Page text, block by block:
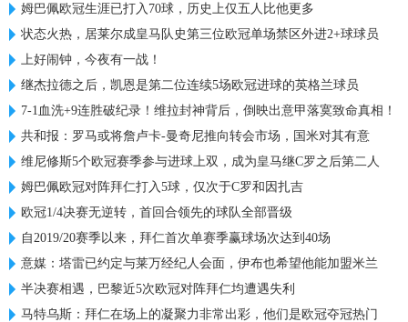
姆巴佩欧冠生涯已打入70球，历史上仅五人比他更多
状态火热，居莱尔成皇马队史第三位欧冠单场禁区外进2+球球员
上好闹钟，今夜有一战！
继杰拉德之后，凯恩是第二位连续5场欧冠进球的英格兰球员
7-1血洗+9连胜破纪录！维拉封神背后，倒映出意甲落寞致命真相！
共和报：罗马或将詹卢卡-曼奇尼推向转会市场，国米对其有意
维尼修斯5个欧冠赛季参与进球上双，成为皇马继C罗之后第二人
姆巴佩欧冠对阵拜仁打入5球，仅次于C罗和因扎吉
欧冠1/4决赛无逆转，首回合领先的球队全部晋级
自2019/20赛季以来，拜仁首次单赛季赢球场次达到40场
意媒：塔雷已约定与莱万经纪人会面，伊布也希望他能加盟米兰
半决赛相遇，巴黎近5次欧冠对阵拜仁均遭遇失利
马特乌斯：拜仁在场上的凝聚力非常出彩，他们是欧冠夺冠热门